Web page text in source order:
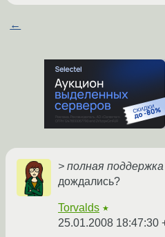
←
> полная
дождались?
Torvalds ★
25.01.2008 18:47:30